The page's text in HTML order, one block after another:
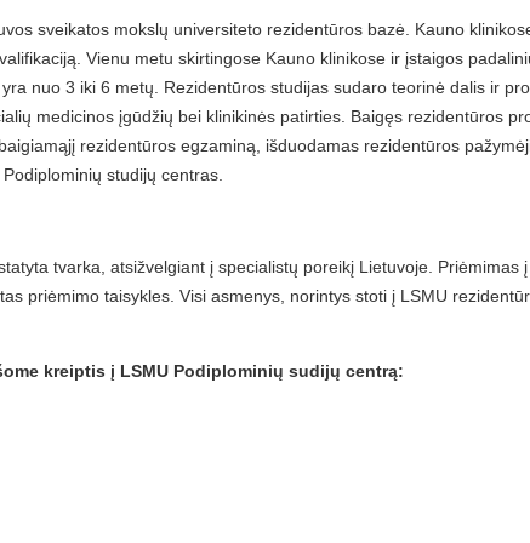
sveikatos mokslų universiteto rezidentūros bazė. Kauno
Vienu metu skirtingose Kauno klinikose ir įstaigos
nuo 3 iki 6 metų. Rezidentūros studijas sudaro teorinė dalis ir
medicinos įgūdžių bei klinikinės patirties. Baigęs rezidentūros
rezidentūros egzaminą, išduodamas rezidentūros
studijų centras.
tvarka, atsižvelgiant į specialistų poreikį Lietuvoje. Priėmimas
priėmimo taisykles. Visi asmenys, norintys stoti į LSMU
kreiptis į LSMU Podiplominių sudijų centrą: